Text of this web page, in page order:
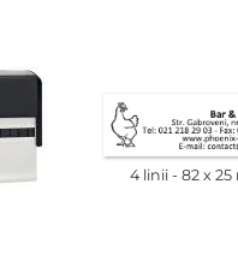
4 linii 82 x